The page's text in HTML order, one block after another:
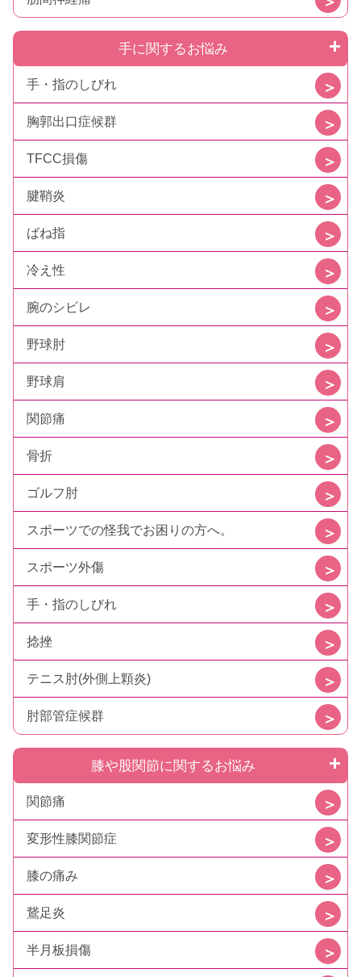
手に関するお悩み
手・指のしびれ
胸郭出口症候群
TFCC損傷
腱鞘炎
ばね指
冷え性
腕のシビレ
野球肘
野球肩
関節痛
骨折
ゴルフ肘
スポーツでの怪我でお困りの方へ。
スポーツ外傷
手・指のしびれ
捻挫
テニス肘(外側上顆炎)
肘部管症候群
膝や股関節に関するお悩み
関節痛
変形性膝関節症
膝の痛み
鵞足炎
半月板損傷